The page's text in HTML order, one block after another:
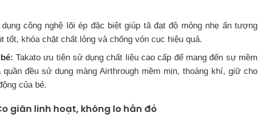
công nghệ lõi ép đặc biệt giúp tã đạt độ mỏng nhẹ ấn tượng
tốt, khóa chặt chất lỏng và chống vón cục hiệu quả.
Takato ưu tiên sử dụng chất liệu cao cấp để mang đến sự mềm
đều sử dụng màng Airthrough mềm mịn, thoáng khí, giữ cho
của bé.
giãn linh hoạt, không lo hằn đỏ